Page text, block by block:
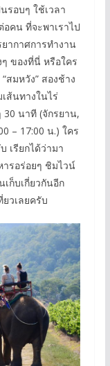
รอบๆ ใช้เวลา
คน ที่จะพาเราไป
ากาศการทำงาน
ของที่นี่ หรือใคร
สมหวัง” สองช้าง
ส้นทางในไร่
30 นาที (จักรยาน,
– 17:00 น.) ใคร
เรียกได้ว่ามา
รอร่อยๆ ชิมไวน์
ก็บเกี่ยวกันอีก
วเลยครับ